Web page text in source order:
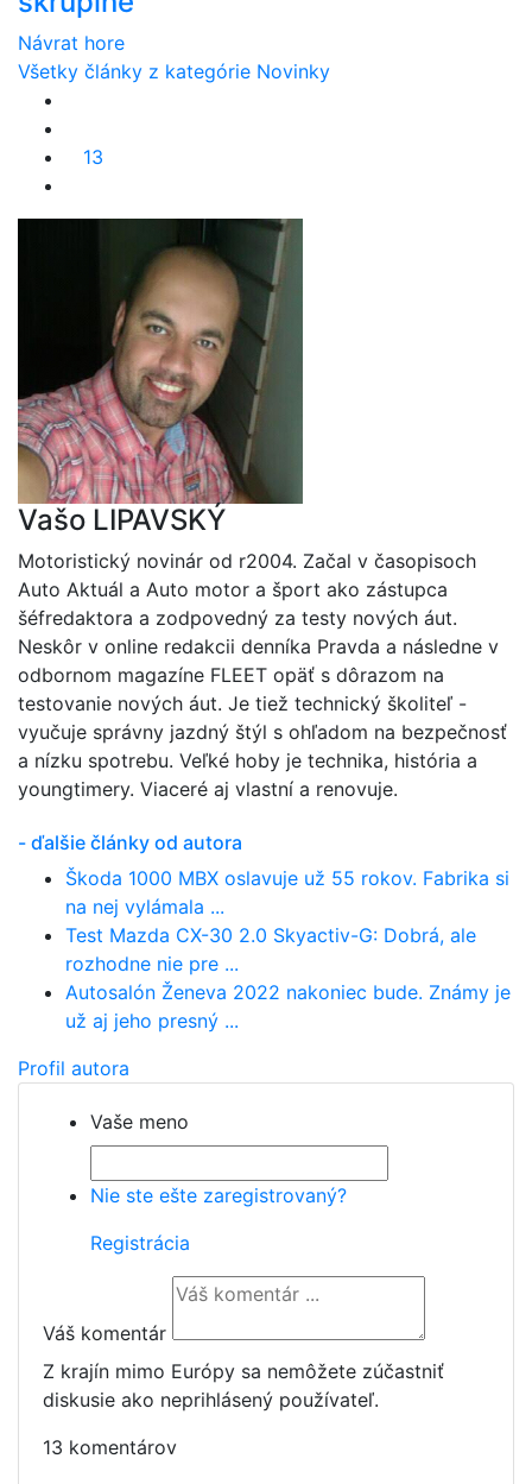
Návrat hore
Všetky články z kategórie Novinky
13
Vašo LIPAVSKÝ
Motoristický novinár od r2004. Začal v časopisoch
Auto Aktuál a Auto motor a šport ako zástupca
šéfredaktora a zodpovedný za testy nových áut.
Neskôr v online redakcii denníka Pravda a následne v
odbornom magazíne FLEET opäť s dôrazom na
testovanie nových áut. Je tiež technický školiteľ -
vyučuje správny jazdný štýl s ohľadom na bezpečnosť
a nízku spotrebu. Veľké hoby je technika, história a
youngtimery. Viaceré aj vlastní a renovuje.
- ďalšie články od autora
Škoda 1000 MBX oslavuje už 55 rokov. Fabrika si
na nej vylámala ...
Test Mazda CX-30 2.0 Skyactiv-G: Dobrá, ale
rozhodne nie pre ...
Autosalón Ženeva 2022 nakoniec bude. Známy je
už aj jeho presný ...
Profil autora
Vaše meno
Nie ste ešte zaregistrovaný?
Registrácia
Váš komentár
Z krajín mimo Európy sa nemôžete zúčastniť
diskusie ako neprihlásený používateľ.
13 komentárov